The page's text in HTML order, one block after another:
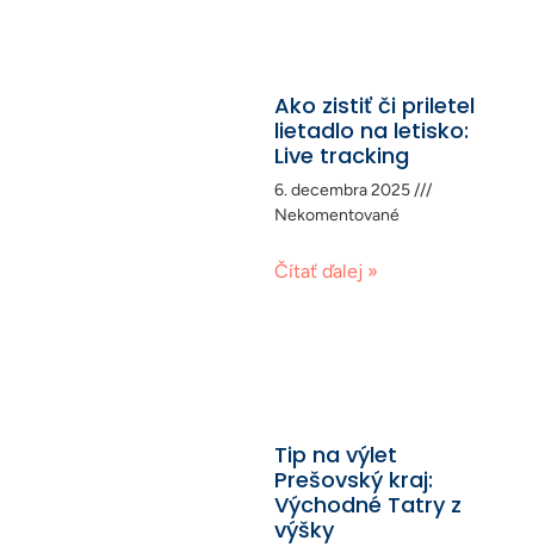
Ako zistiť či priletel
lietadlo na letisko:
Live tracking
6. decembra 2025
Nekomentované
Čítať ďalej »
Tip na výlet
Prešovský kraj:
Východné Tatry z
výšky